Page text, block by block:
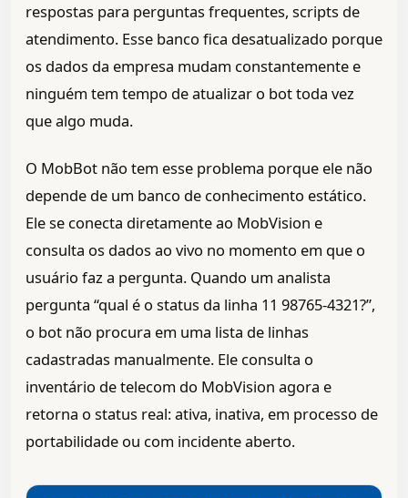
respostas para perguntas frequentes, scripts de
atendimento. Esse banco fica desatualizado porque
os dados da empresa mudam constantemente e
ninguém tem tempo de atualizar o bot toda vez
que algo muda.
O MobBot não tem esse problema porque ele não
depende de um banco de conhecimento estático.
Ele se conecta diretamente ao MobVision e
consulta os dados ao vivo no momento em que o
usuário faz a pergunta. Quando um analista
pergunta “qual é o status da linha 11 98765-4321?”,
o bot não procura em uma lista de linhas
cadastradas manualmente. Ele consulta o
inventário de telecom do MobVision agora e
retorna o status real: ativa, inativa, em processo de
portabilidade ou com incidente aberto.